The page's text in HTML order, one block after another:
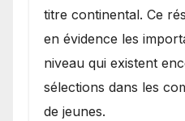
titre continental. Ce
en évidence les
niveau qui existent
sélections dans les
de jeunes.